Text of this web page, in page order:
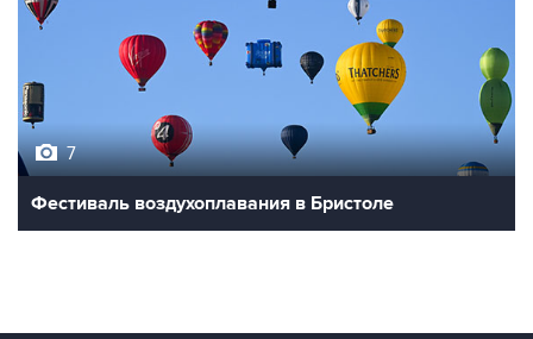
7
Фестиваль воздухоплавания в Бристоле